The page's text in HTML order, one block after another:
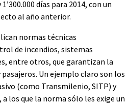
días para 2014, con un
al año anterior.
normas técnicas
de incendios, sistemas
entre otros, que garantizan la
Un ejemplo claro son los
(como Transmilenio, SITP) y
los que la norma sólo les exige un